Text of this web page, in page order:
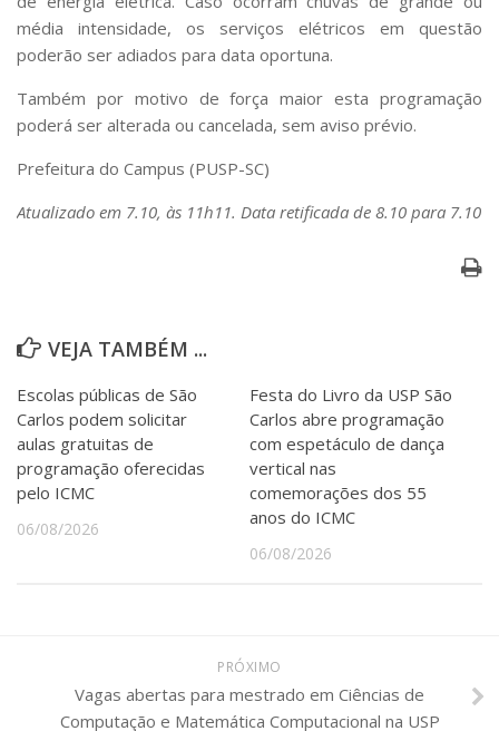
RH, Administrativo e Financeiro
Outros serviços
Assessorias e Mídias
Aplicativos e Sites
Jornal da USP
Agenda de Eventos
Defesa de Teses
média intensidade, os serviços elétricos em questão
poderão ser adiados para data oportuna.
Também por motivo de força maior esta programação
poderá ser alterada ou cancelada, sem aviso prévio.
Prefeitura do Campus (PUSP-SC)
Atualizado em 7.10, às 11h11. Data retificada de 8.10 para 7.10
VEJA TAMBÉM ...
Escolas públicas de São
Carlos podem solicitar
aulas gratuitas de
programação oferecidas
pelo ICMC
06/08/2026
Festa do Livro da USP São
Carlos abre programação
com espetáculo de dança
vertical nas
comemorações dos 55
anos do ICMC
06/08/2026
PRÓXIMO
Vagas abertas para mestrado em Ciências de
Computação e Matemática Computacional na USP